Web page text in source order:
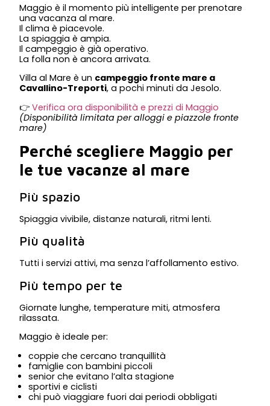
Maggio è il momento più intelligente per prenotare
una vacanza al mare.
Il clima è piacevole.
La spiaggia è ampia.
Il campeggio è già operativo.
La folla non è ancora arrivata.
Villa al Mare è un campeggio fronte mare a
Cavallino-Treporti, a pochi minuti da Jesolo.
👉Verifica ora disponibilità e prezzi di Maggio
(Disponibilità limitata per alloggi e piazzole fronte
mare)
Perché scegliere Maggio per
le tue vacanze al mare
Più spazio
Spiaggia vivibile, distanze naturali, ritmi lenti.
Più qualità
Tutti i servizi attivi, ma senza l’affollamento estivo.
Più tempo per te
Giornate lunghe, temperature miti, atmosfera
rilassata.
Maggio è ideale per:
coppie che cercano tranquillità
famiglie con bambini piccoli
senior che evitano l’alta stagione
sportivi e ciclisti
chi può viaggiare fuori dai periodi obbligati